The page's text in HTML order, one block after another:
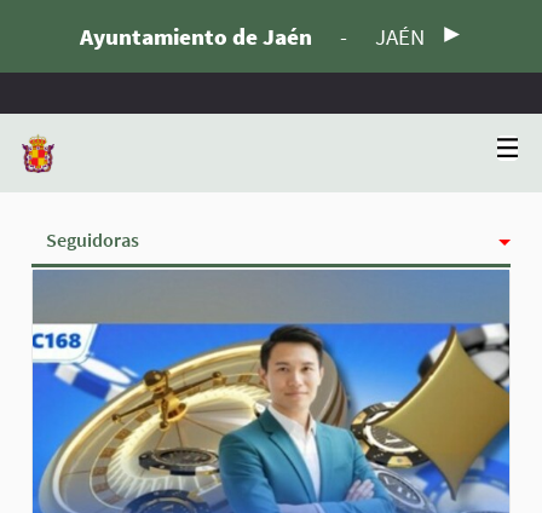
Ayuntamiento de Jaén - JAÉN
Insignias
Siguiendo
Seguidoras
Grupos